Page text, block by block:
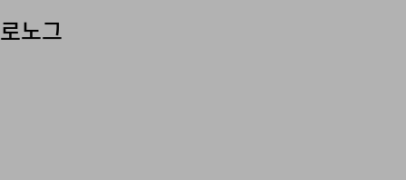
노그